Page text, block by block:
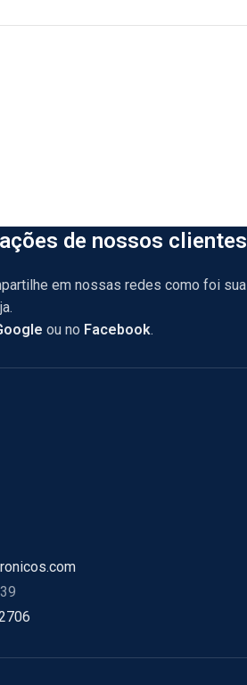
de nossos clientes
em nossas redes como foi sua
ou no Facebook.